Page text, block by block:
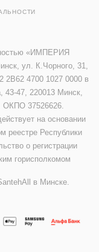
«ИМПЕРИЯ
ул. К.Чорного, 31,
2B62 4700 1027 0000 в
47, 220013 Минск,
ОКПО 37526626.
на основании
реестре Республики
о регистрации
горисполкомом
в Минске.